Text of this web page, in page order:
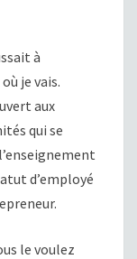
à
je vais.
aux
qui se
d’employé
le voulez